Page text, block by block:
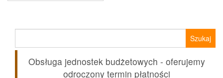
Obsługa jednostek budżetowych - oferujemy
odroczony termin płatności